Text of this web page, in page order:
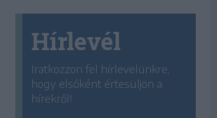
Hírlevél
Iratkozzon fel hírlevelünkre,
hogy elsőként értesüljön a
hírekről!